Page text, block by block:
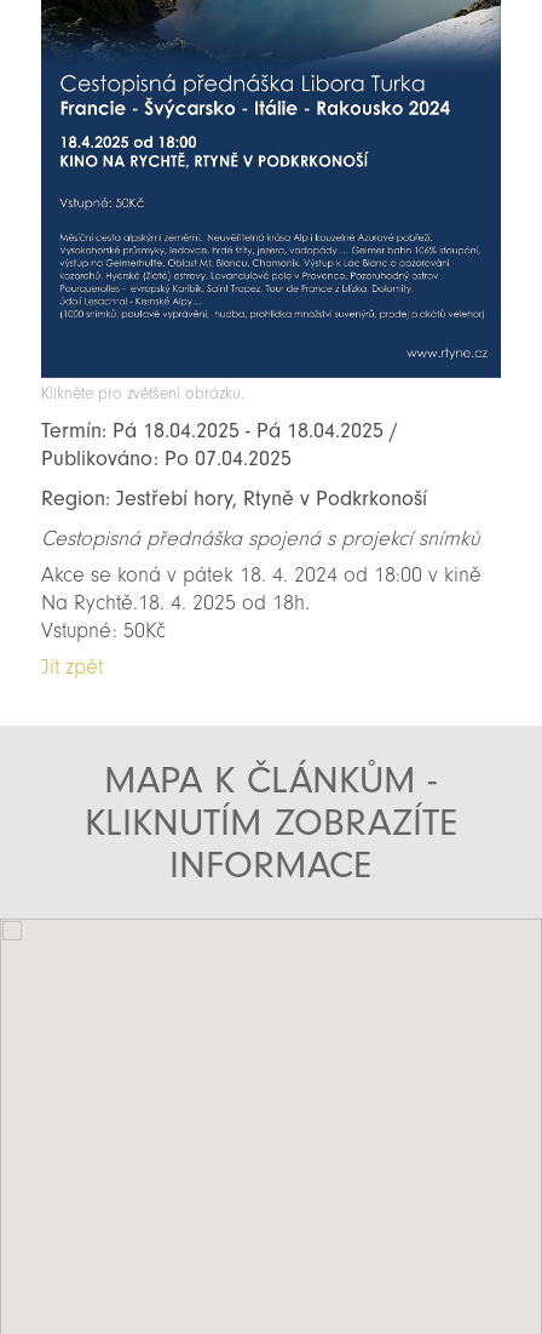
Klikněte pro zvětšení obrázku.
Termín: Pá 18.04.2025 - Pá 18.04.2025 /
Publikováno: Po 07.04.2025
Region: Jestřebí hory, Rtyně v Podkrkonoší
Cestopisná přednáška spojená s projekcí snímků
Akce se koná v pátek 18. 4. 2024 od 18:00 v kině
Na Rychtě.18. 4. 2025 od 18h.
Vstupné: 50Kč
Jít zpět
MAPA K ČLÁNKŮM -
KLIKNUTÍM ZOBRAZÍTE
INFORMACE